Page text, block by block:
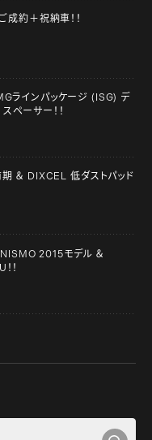
約＋祝納車！！
ラインパッケージ (ISG) デ
ペーサー！！
＆ DIXCEL 低ダストパッド
2015モデル ＆
！